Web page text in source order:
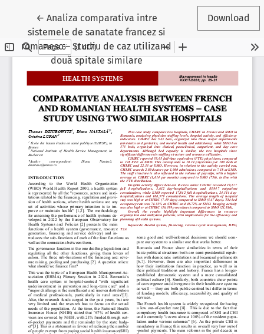
← Reveniți la detaliile articolului
Analiza comparativa intre
sistemele de sanatate francez si
romanesc – Studiu de caz utilizand
două spitale similare
Download